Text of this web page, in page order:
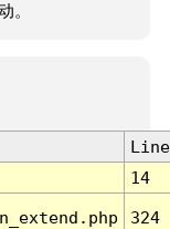
。
Line
14
324